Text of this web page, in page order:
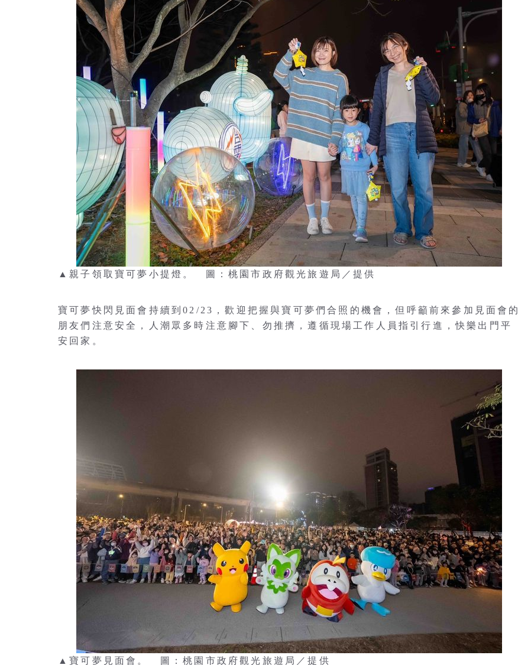
▲親子領取寶可夢小提燈。 圖：桃園市政府觀光旅遊局／提供
寶可夢快閃見面會持續到02/23，歡迎把握與寶可夢們合照的機會，但呼籲前來參加見面會的
朋友們注意安全，人潮眾多時注意腳下、勿推擠，遵循現場工作人員指引行進，快樂出門平
安回家。
▲寶可夢見面會。 圖：桃園市政府觀光旅遊局／提供